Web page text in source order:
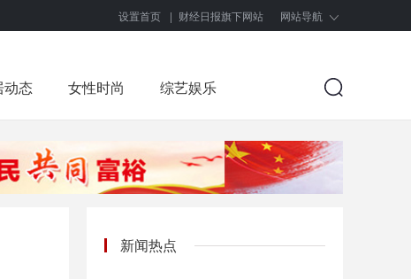
设置首页 | 财经日报旗下网站 网站导航
动态 女性时尚 综艺娱乐
新闻热点